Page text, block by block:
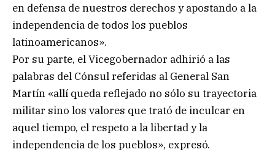
en defensa de nuestros derechos y apostando a la
independencia de todos los pueblos
latinoamericanos».
Por su parte, el Vicegobernador adhirió a las
palabras del Cónsul referidas al General San
Martín «allí queda reflejado no sólo su trayectoria
militar sino los valores que trató de inculcar en
aquel tiempo, el respeto a la libertad y la
independencia de los pueblos», expresó.